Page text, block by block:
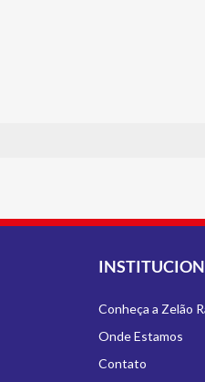
Conheça a Zelão
Onde Estamos
Contato